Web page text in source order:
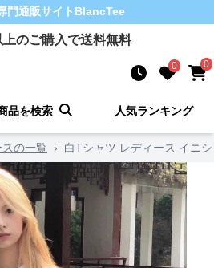
門通販サイト BlancTee
上のご購入で送料無料
0 0
品を検索 人気ランキング
の一覧 › 白Tシャツ レディース イニ